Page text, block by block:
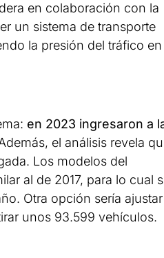
en colaboración con la
un sistema de transporte
la presión del tráfico en
en 2023 ingresaron a
el análisis revela
Los modelos del
al de 2017, para lo cual
Otra opción sería ajustar
unos 93.599 vehículos.